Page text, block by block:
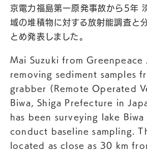
京電力福島第一原発事故から5年
域の堆積物に対する放射能調査と
とめ発表しました。
Mai Suzuki from Greenpeace
removing sediment samples
grabber (Remote Operated
Biwa, Shiga Prefecture in
has been surveying lake
conduct baseline sampling.
located as close as 30 km